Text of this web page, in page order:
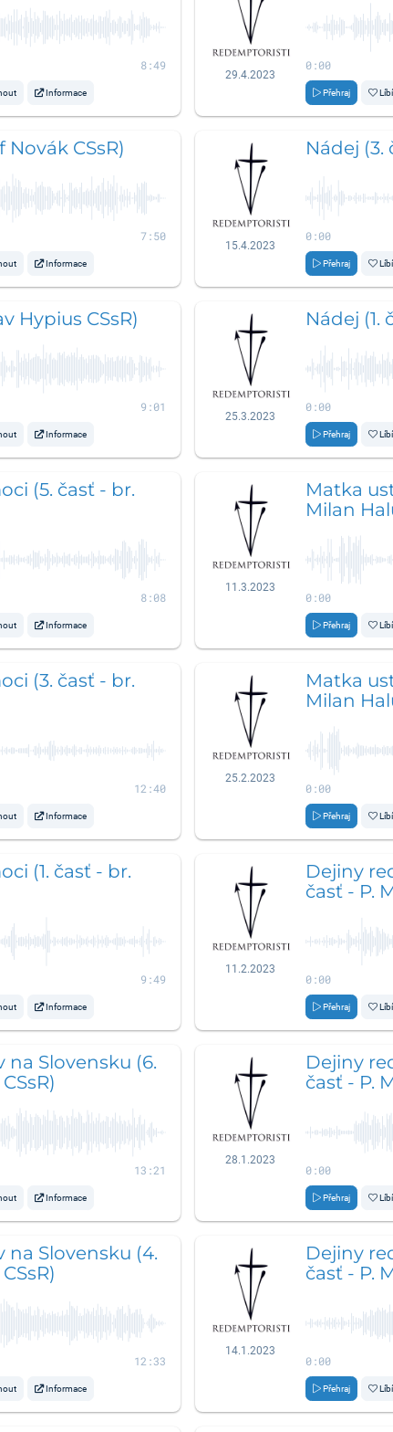
8:49
Informace
29.4.2023
0:00
Přehraj
Novák CSsR)
7:50
Informace
15.4.2023
Nádej (3.
0:00
Přehraj
Hypius CSsR)
9:01
Informace
25.3.2023
Nádej (1.
0:00
Přehraj
(5. časť - br.
8:08
Informace
11.3.2023
Matka
Milan
0:00
Přehraj
(3. časť - br.
12:40
Informace
25.2.2023
Matka
Milan
0:00
Přehraj
(1. časť - br.
9:49
Informace
11.2.2023
Dejiny
časť - P.
0:00
Přehraj
Slovensku (6.
13:21
Informace
28.1.2023
Dejiny
časť - P.
0:00
Přehraj
Slovensku (4.
12:33
Informace
14.1.2023
Dejiny
časť - P.
0:00
Přehraj